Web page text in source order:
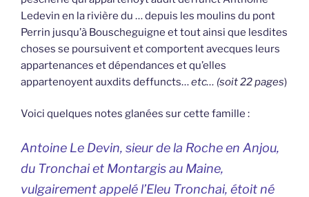
Ledevin en la rivière du … depuis les moulins du pont
Perrin jusqu’à Bouscheguigne et tout ainsi que lesdites
choses se poursuivent et comportent avecques leurs
appartenances et dépendances et qu’elles
appartenoyent auxdits deffuncts…etc… (soit 22 pages)
Voici quelques notes glanées sur cette famille :
Antoine Le Devin, sieur de la Roche en Anjou,
du Tronchai et Montargis au Maine,
vulgairement appelé l’Eleu Tronchai, étoit né